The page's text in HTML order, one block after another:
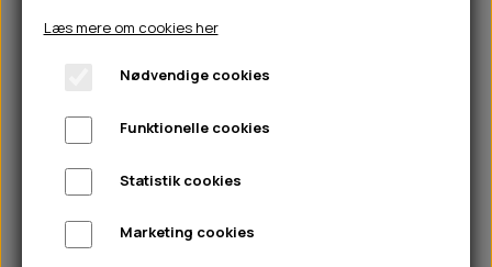
CHICOPEE
GODBIDSTASKE
HALSBÅND
🦴 GODBIDDER & SNACKS
🍖 SMAGSVARIANTER
🎾 LEGETØJ
TÆNDER, ØRE, ØJE, POTER & NÆSE
🐾 UDSTYR & KOMFORT
DRIKKEFLASKER/TERMOFLASKER
HUER OG VANTER
PINEWOOD SALES
TIL KAT
TILBUD
NYHEDER
ABONNEMENT
Læs mere om cookies her
Nødvendige cookies
Funktionelle cookies
Statistik cookies
Marketing cookies